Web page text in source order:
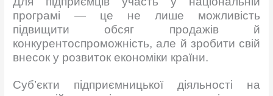
програмі — це не лише можливість
підвищити обсяг продажів й
конкурентоспроможність, але й зробити свій
внесок у розвиток економіки країни.
Суб’єкти підприємницької діяльності на